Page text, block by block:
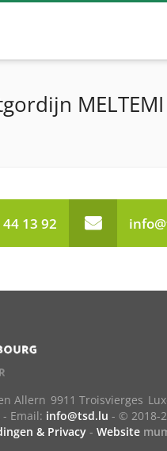
MELTEMI
13 92
Allern 9911 Troisvierges
- Email: info@tsd.lu - © 2018-
& Privacy - Website